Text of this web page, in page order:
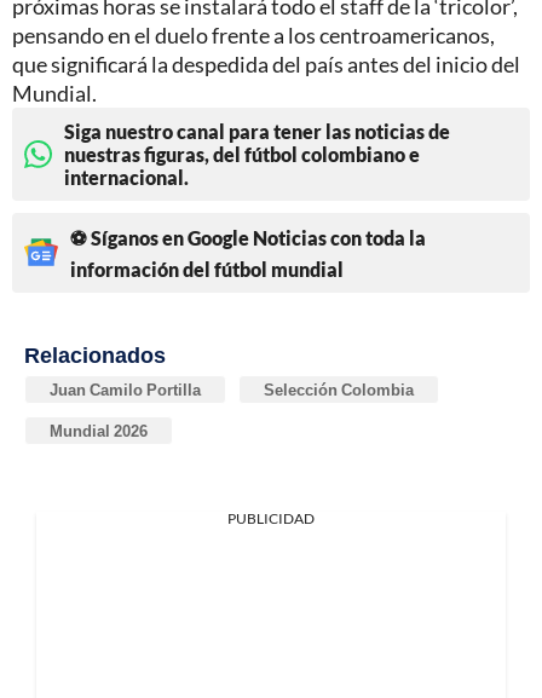
próximas horas se instalará todo el staff de la ‘tricolor’,
pensando en el duelo frente a los centroamericanos,
que significará la despedida del país antes del inicio del
Mundial.
Siga nuestro canal para tener las noticias de
nuestras figuras, del fútbol colombiano e
internacional.
⚽ Síganos en Google Noticias con toda la
información del fútbol mundial
Relacionados
Juan Camilo Portilla Selección Colombia
Mundial 2026
PUBLICIDAD